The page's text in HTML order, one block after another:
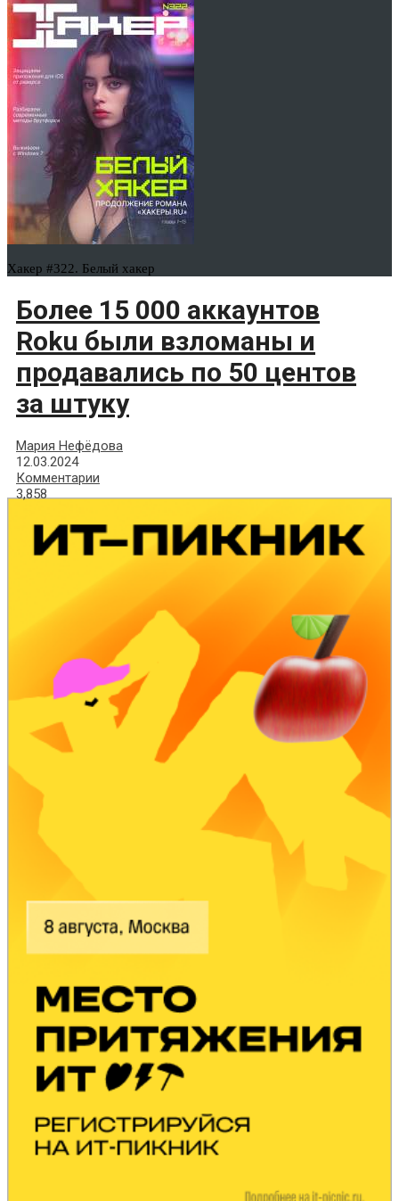
Хакер #322. Белый хакер
Более 15 000 аккаунтов
Roku были взломаны и
продавались по 50 центов
за штуку
Мария Нефёдова
12.03.2024
Комментарии
3,858